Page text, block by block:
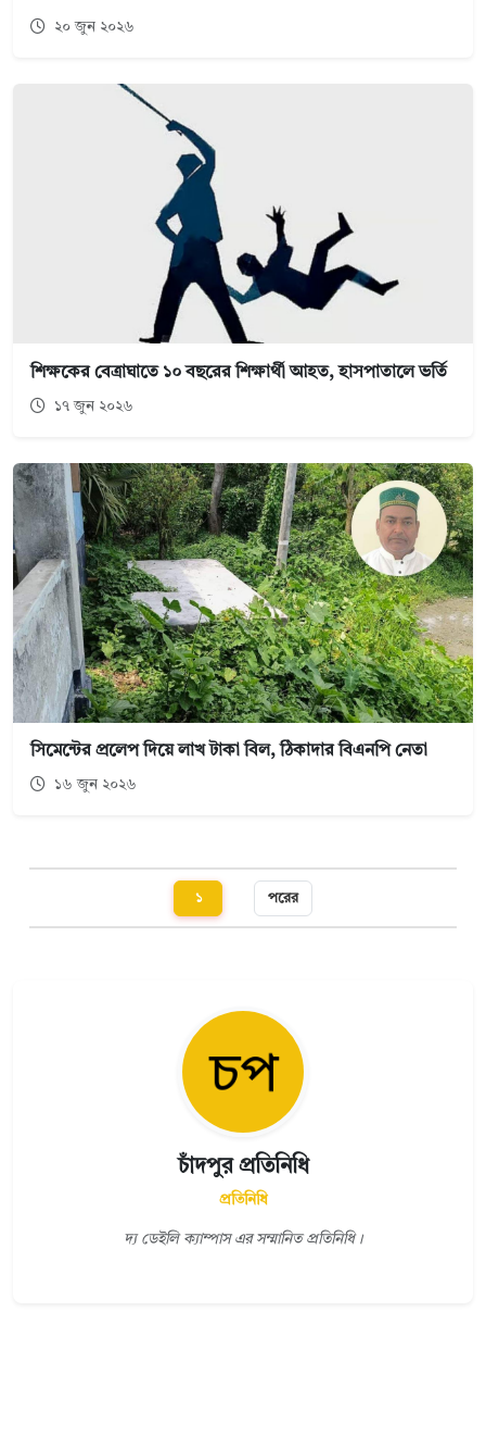
২০ জুন ২০২৬
শিক্ষকের বেত্রাঘাতে ১০ বছরের শিক্ষার্থী আহত, হাসপাতালে ভর্তি
১৭ জুন ২০২৬
সিমেন্টের প্রলেপ দিয়ে লাখ টাকা বিল, ঠিকাদার বিএনপি নেতা
১৬ জুন ২০২৬
১ পরের
চাঁদপুর প্রতিনিধি
প্রতিনিধি
দ্য ডেইলি ক্যাম্পাস এর সম্মানিত প্রতিনিধি।